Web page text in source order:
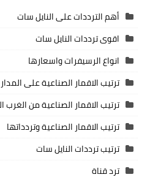
أهم الترددات على النايل سات
اقوى ترددات النايل سات
انواع الرسيفرات واسعارها
ترتيب الاقمار الصناعية على المدار
ترتيب الاقمار الصناعية من
ترتيب الاقمار الصناعية وتردداتها
ترتيب ترددات النايل سات
ترد قناة